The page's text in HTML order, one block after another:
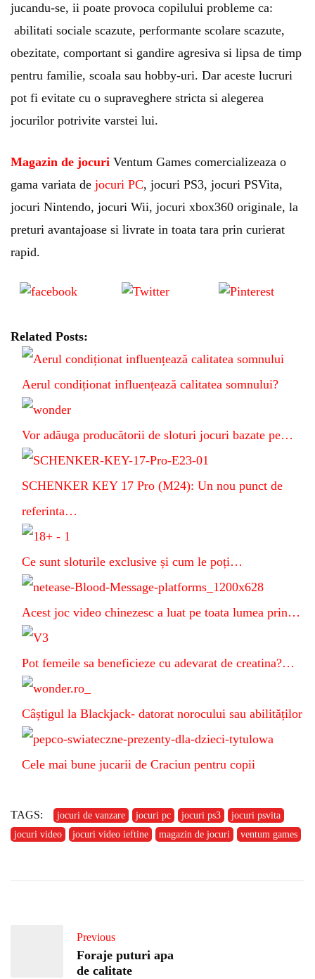
jucandu-se, ii poate provoca copilului probleme ca:
abilitati sociale scazute, performante scolare scazute,
obezitate, comportant si gandire agresiva si lipsa de timp
pentru familie, scoala sau hobby-uri. Dar aceste lucruri
pot fi evitate cu o supraveghere stricta si alegerea
jocurilor potrivite varstei lui.
Magazin de jocuri Ventum Games comercializeaza o
gama variata de jocuri PC, jocuri PS3, jocuri PSVita,
jocuri Nintendo, jocuri Wii, jocuri xbox360 originale, la
preturi avantajoase si livrate in toata tara prin curierat
rapid.
Tweet
Related Posts:
Aerul condiționat influențează calitatea somnului?
Vor adăuga producătorii de sloturi jocuri bazate pe…
SCHENKER KEY 17 Pro (M24): Un nou punct de
referinta…
Ce sunt sloturile exclusive și cum le poți…
Acest joc video chinezesc a luat pe toata lumea prin…
Pot femeile sa beneficieze cu adevarat de creatina?…
Câștigul la Blackjack- datorat norocului sau abilităților
Cele mai bune jucarii de Craciun pentru copii
TAGS: jocuri de vanzare jocuri pc jocuri ps3
jocuri psvita
jocuri video
jocuri video ieftine magazin de jocuri ventum games
Previous
Foraje puturi apa
de calitate